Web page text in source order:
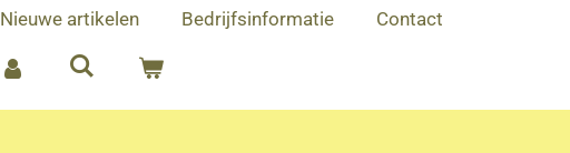
Nieuwe artikelen Bedrijfsinformatie Contact